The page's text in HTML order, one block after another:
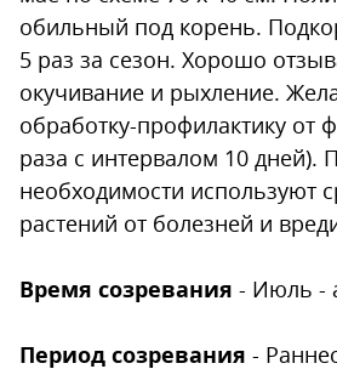
обильный под корень.
5 раз за сезон. Хорошо
окучивание и рыхление.
обработку-профилактику от
раза с интервалом 10 дней).
необходимости используют
растений от болезней и
Время созревания - Июль -
Период созревания -